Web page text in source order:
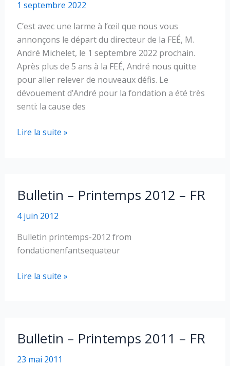
1 septembre 2022
C’est avec une larme à l’œil que nous vous
annonçons le départ du directeur de la FEÉ, M.
André Michelet, le 1 septembre 2022 prochain.
Après plus de 5 ans à la FEÉ, André nous quitte
pour aller relever de nouveaux défis. Le
dévouement d’André pour la fondation a été très
senti: la cause des
Changements
la
Fondation
Lire la suite »
Bulletin – Printemps 2012 – FR
4 juin 2012
Bulletin printemps-2012 from
fondationenfantsequateur
Bulletin
FR
Lire la suite »
Bulletin – Printemps 2011 – FR
23 mai 2011